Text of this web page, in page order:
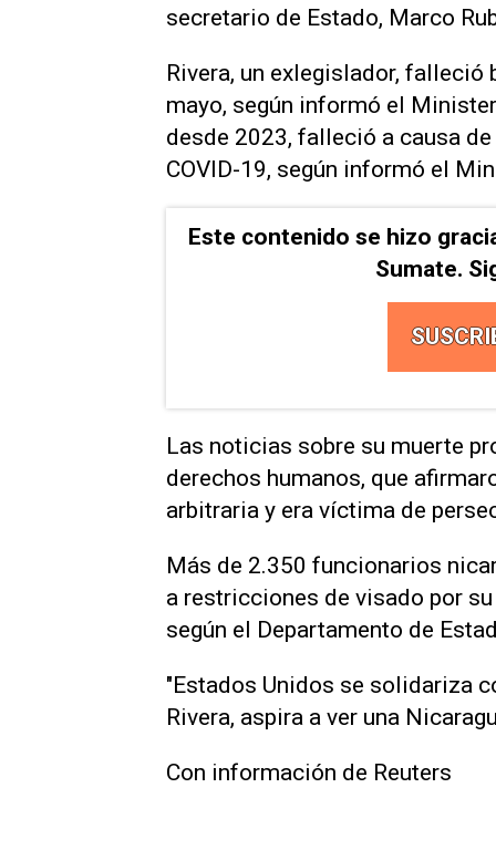
secretario de Estado, Marco
Rivera, un ⁠exlegislador,
mayo, ‌según informó el
desde 2023, falleció a causa
COVID-19, según informó el
Este contenido se hizo
Sumate.
Las noticias sobre su ⁠muerte
derechos humanos, que
arbitraria y era víctima de
Más de 2.350 funcionarios
a restricciones de visado por
según el Departamento de
"Estados Unidos se solidariza
Rivera, aspira ​a ver una
Con información de Reuters